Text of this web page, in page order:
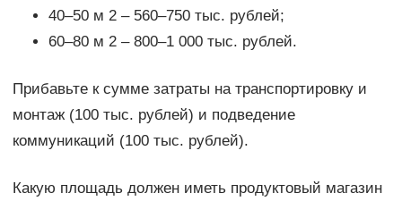
40‒50 м 2 ‒ 560‒750 тыс. рублей;
60‒80 м 2 ‒ 800‒1 000 тыс. рублей.
Прибавьте к сумме затраты на транспортировку и
монтаж (100 тыс. рублей) и подведение
коммуникаций (100 тыс. рублей).
Какую площадь должен иметь продуктовый магазин